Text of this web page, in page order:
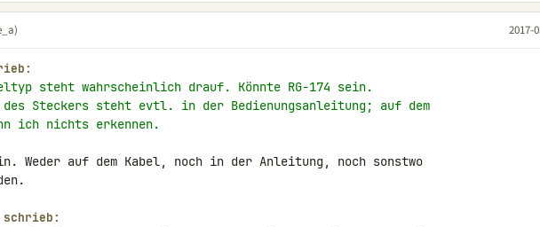
2017-
steht wahrscheinlich drauf. Könnte RG-174 sein.
Steckers steht evtl. in der Bedienungsanleitung; auf dem
ich nichts erkennen.
Weder auf dem Kabel, noch in der Anleitung, noch sonstwo